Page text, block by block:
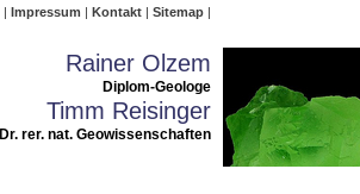
Impressum Kontakt Sitemap
Rainer Olzem
Diplom-Geologe
Timm Reisinger
Dr. rer. nat. Geowissenschaften